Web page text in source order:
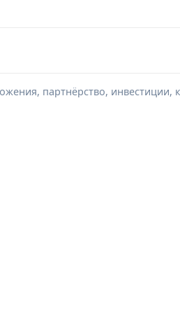
партнёрство,